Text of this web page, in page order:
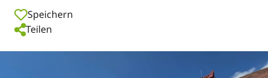
Speichern
Teilen